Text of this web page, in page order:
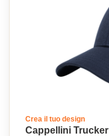
Crea il tuo design
Cappellini